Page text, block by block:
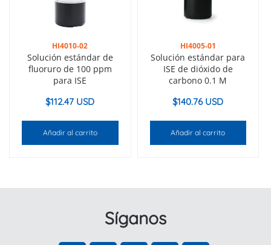
HI4010-02
Solución estándar de
fluoruro de 100 ppm
para ISE
$112.47 USD
Añadir al carrito
HI4005-01
Solución estándar para
ISE de dióxido de
carbono 0.1 M
$140.76 USD
Añadir al carrito
Síganos